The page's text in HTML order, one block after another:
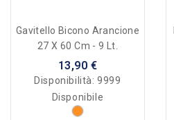
Gavitello Bicono Arancione
27 X 60 Cm - 9 Lt.
13,90 €
Disponibilità:9999
Disponibile